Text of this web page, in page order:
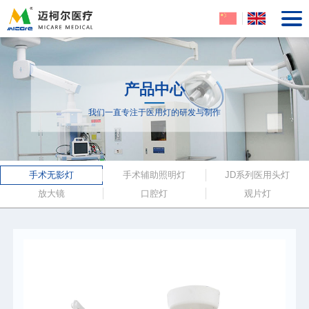
产品中心
我们一直专注于医用灯的研发与制作
手术无影灯 手术辅助照明灯
JD系列医用头灯
放大镜
口腔灯 观片灯